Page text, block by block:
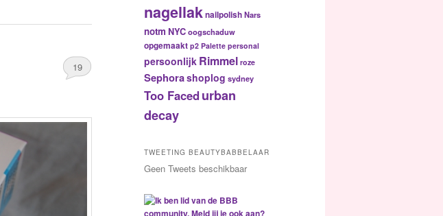
19
nagellaknailpolishNars
notm NYCoogschaduw
opgemaakt p2 Palette personal
persoonlijk Rimmel roze
Sephorashoplog sydney
Too Faced urban
decay
TWEETING BEAUTYBABBELAAR
Geen Tweets beschikbaar